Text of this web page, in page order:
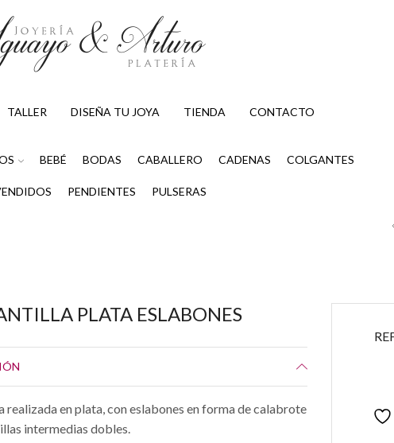
TALLER DISEÑA TU JOYA TIENDA CONTACTO
BEBÉ BODAS CABALLERO CADENAS COLGANTES
PENDIENTES PULSERAS
PLATA ESLABONES
realizada en plata, con eslabones en forma de calabrote
intermedias dobles.